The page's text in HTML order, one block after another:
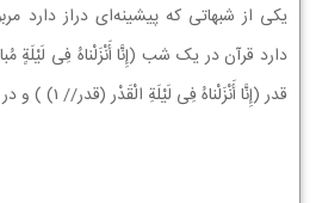
یکی از شبهاتی که پیشینه‌ای دراز دارد
قدر (إِنَّا أَنْزَلْناهُ فِی لَیْلَةِ الْقَدْر (قدر// 1) ) و در ماه مبارک رمضان